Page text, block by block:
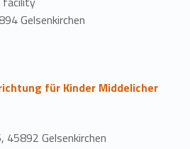
Gelsenkirchen
für Kinder Middelicher
45892 Gelsenkirchen